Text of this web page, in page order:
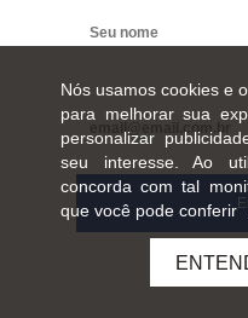
Digite seu e-mail
Nós usamos cookies e
para melhorar sua
personalizar
seu interesse. Ao
concorda com tal
que você pode conferir